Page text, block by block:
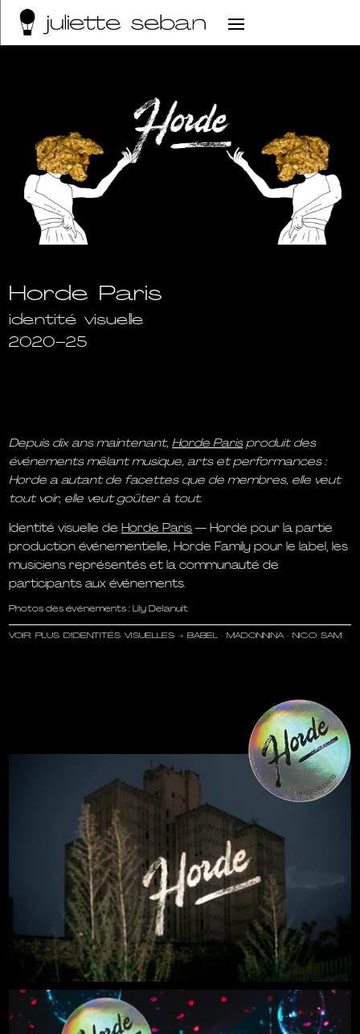
Horde Paris
identité visuelle
2020-25
Depuis dix ans maintenant,Horde Parisproduit des
événements mêlant musique, arts et performances :
Horde a autant de facettes que de membres, elle veut
tout voir, elle veut goûter à tout.
Identité visuelle de Horde Paris— Horde pour la partie
production événementielle, Horde Family pour le label, les
musiciens représentés et la communauté de
participants aux événements.
Photos des événements : Lily Delanuit
VOIR PLUS D'IDENTITÉS VISUELLES → BABEL · MADONNINA · NICO SAM